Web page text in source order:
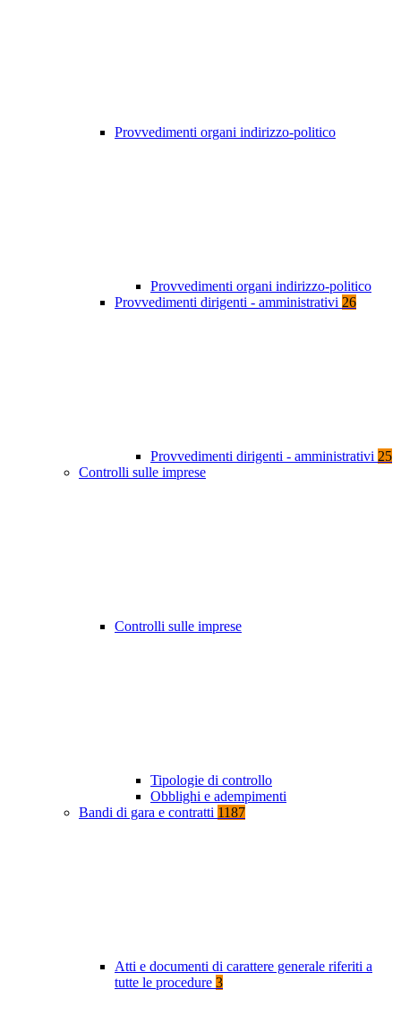
Provvedimenti organi indirizzo-politico
Provvedimenti organi indirizzo-politico
Provvedimenti dirigenti - amministrativi 26
Provvedimenti dirigenti - amministrativi 25
Controlli sulle imprese
Controlli sulle imprese
Tipologie di controllo
Obblighi e adempimenti
Bandi di gara e contratti 1187
Atti e documenti di carattere generale riferiti a
tutte le procedure 3